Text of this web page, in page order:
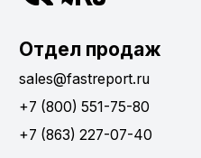
Отдел продаж
sales@fastreport.ru
+7 (800) 551-75-80
+7 (863) 227-07-40